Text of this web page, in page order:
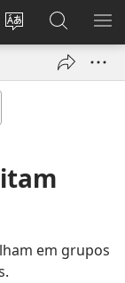
Mudar
idioma
Log
Buscar
no
JW.ORG
em grupos